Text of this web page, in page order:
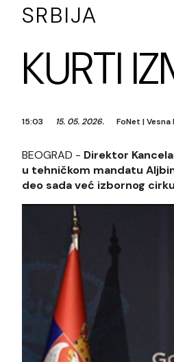
SRBIJA
KURTI
15:03 15. 05. 2026. FoNet |Vesna
BEOGRAD - Direktor
u tehničkom mandatu
deo sada već izbornog